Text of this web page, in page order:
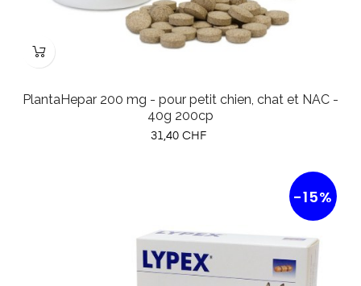
PlantaHepar 200 mg - pour petit chien, chat et NAC -
40g 200cp
Prix
31,40 CHF
-15%